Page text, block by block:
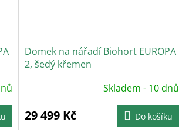
Domek na nářadí Biohort EUROPA
2, šedý křemen
je
5,0
z
Skladem - 10 dnů
29 499 Kč Do košíku